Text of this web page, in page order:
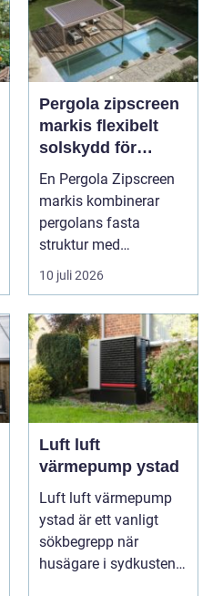
Pergola zipscreen
markis flexibelt
solskydd för
moderna uterum
En Pergola Zipscreen
markis kombinerar
pergolans fasta
struktur med
screenmarkisens
10 juli 2026
Luft luft
värmepump ystad
Luft luft värmepump
ystad är ett vanligt
sökbegrepp när
husägare i sydkusten